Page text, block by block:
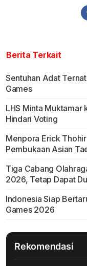
Berita Terkait
Sentuhan Adat
Games
LHS Minta Muktamar
Hindari Voting
Menpora Erick
Pembukaan Asian
Tiga Cabang
2026, Tetap Dapat
Indonesia Siap
Games 2026
Rekomendasi